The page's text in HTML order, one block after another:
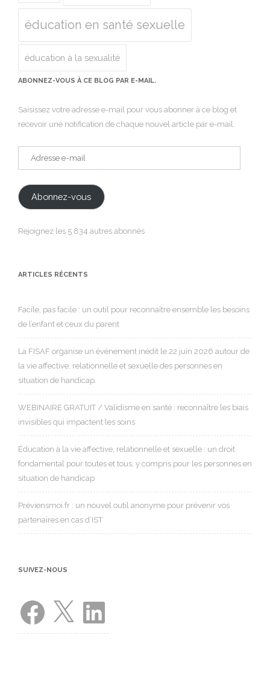
éducation en santé sexuelle
éducation à la sexualité
ABONNEZ-VOUS À CE BLOG PAR E-MAIL.
Saisissez votre adresse e-mail pour vous abonner à ce blog et
recevoir une notification de chaque nouvel article par e-mail.
Abonnez-vous
Rejoignez les 5 834 autres abonnés
ARTICLES RÉCENTS
Facile, pas facile : un outil pour reconnaître ensemble les besoins
de l’enfant et ceux du parent
La FISAF organise un événement inédit le 22 juin 2026 autour de
la vie affective, relationnelle et sexuelle des personnes en
situation de handicap.
WEBINAIRE GRATUIT / Validisme en santé : reconnaître les biais
invisibles qui impactent les soins
Éducation à la vie affective, relationnelle et sexuelle : un droit
fondamental pour toutes et tous, y compris pour les personnes en
situation de handicap
Préviensmoi.fr : un nouvel outil anonyme pour prévenir vos
partenaires en cas d’IST
SUIVEZ-NOUS
Facebook LinkedIn